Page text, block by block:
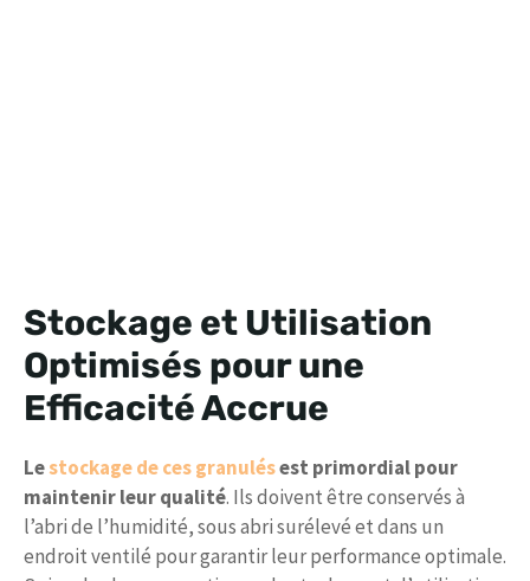
Stockage et Utilisation
Optimisés pour une
Efficacité Accrue
Lestockage de ces granulésest primordial pour
maintenir leur qualité. Ils doivent être conservés à
l’abri de l’humidité, sous abri surélevé et dans un
endroit ventilé pour garantir leur performance optimale.